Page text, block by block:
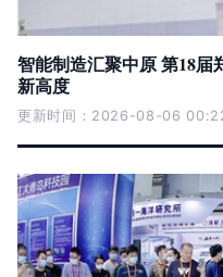
智能制造汇聚中原 第18
新高度
更新时间：2026-08-06